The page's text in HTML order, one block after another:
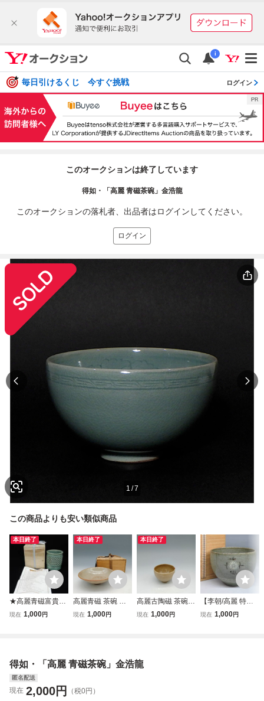
i
毎日引けるくじ 今すぐ挑戦 ログイン
このオークションは終了しています
得如・「高麗 青磁茶碗」金浩龍
このオークションの落札者、出品者はログインしてください。
ログイン
1 /7
この商品よりも安い類似商品
本日終了
★高麗青磁富貴紋
透刻 金浩龍得如
現在 1,000円
本日終了
高麗青磁 茶碗 平
茶碗 木箱付 時代
現在 1,000円
本日終了
高麗古陶磁 茶碗
時代物 茶道具 骨
現在 1,000円
【李朝/高麗 特集
出品】高麗 青磁象
現在 1,000円
得如・「高麗 青磁茶碗」金浩龍
匿名配送
現在 2,000円
（税0円）